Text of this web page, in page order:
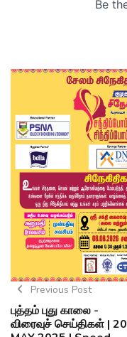
Previous Post
புத்தம் புது காலை -
விரைவுச் செய்திகள் | 20